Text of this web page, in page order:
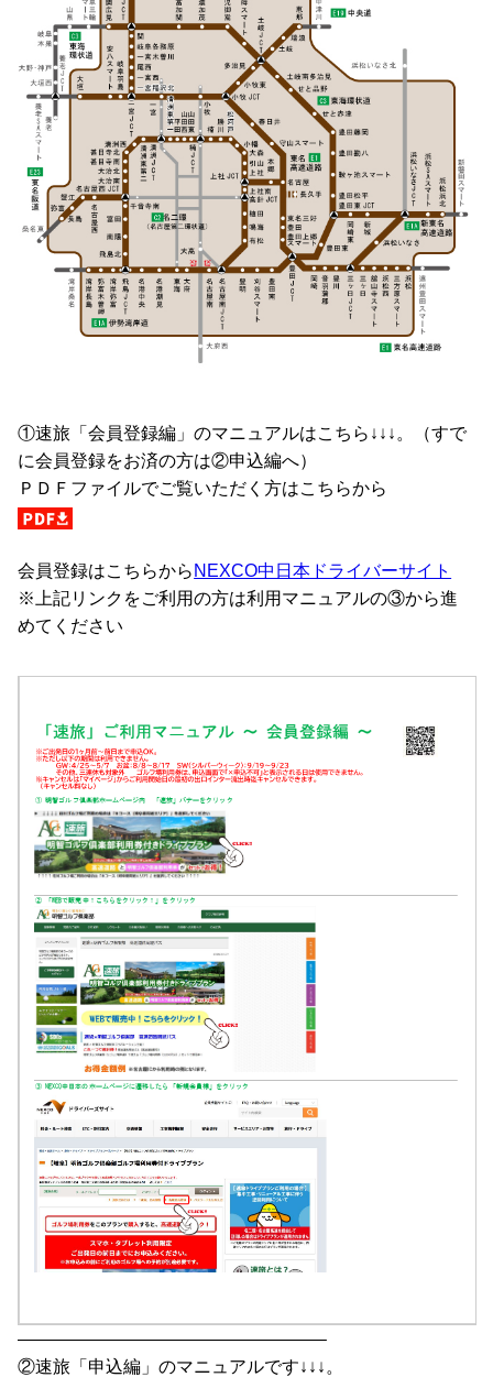
①速旅「会員登録編」のマニュアルはこちら↓↓↓。（すで
に会員登録をお済の方は②申込編へ）
ＰＤＦファイルでご覧いただく方はこちらから
会員登録はこちらから NEXCO中日本ドライバーサイト
※上記リンクをご利用の方は利用マニュアルの③から進
めてください
—————————————————–
②速旅「申込編」のマニュアルです↓↓↓。